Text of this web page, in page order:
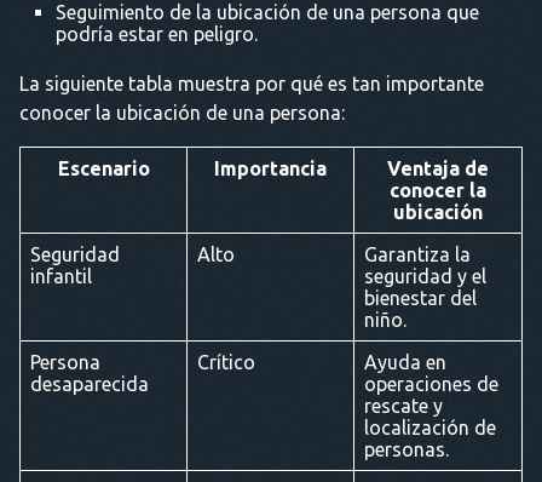
Seguimiento de la ubicación de una persona que
podría estar en peligro.
La siguiente tabla muestra por qué es tan importante
conocer la ubicación de una persona:
Escenario Importancia
Ventaja de
conocer la
ubicación
Seguridad
infantil
Alto
Garantiza la
seguridad y el
bienestar del
niño.
Persona
desaparecida
Crítico
Ayuda en
operaciones de
rescate y
localización de
personas.